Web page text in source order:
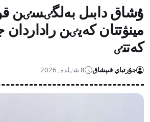
ۇشاق دابىل
مينۋتتان كەيٸن
كەتتٸ
جۇرتباي قىپشاق 8 شٸلدە, 2026